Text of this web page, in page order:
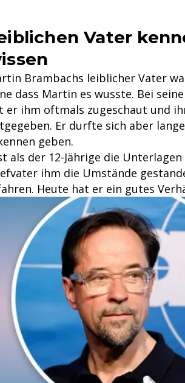
Vater
Brambachs leiblicher Vater
dass Martin es wusste. Bei
er ihm oftmals zugeschaut und
Er durfte sich aber
geben.
als der 12-Jährige die
ihm die Umstände
Heute hat er ein gutes